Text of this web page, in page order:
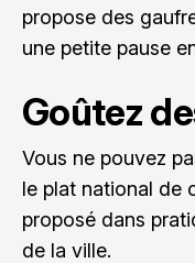
propose des
une petite pause
Goûtez
Vous ne pouvez
le plat national de
proposé dans
de la ville.